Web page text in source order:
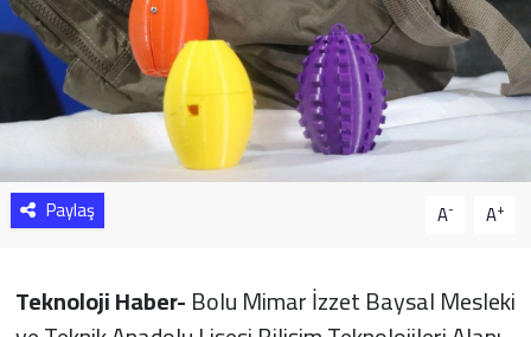
Paylaş A- A+
Teknoloji Haber-Bolu Mimar İzzet Baysal Mesleki
Resmi Reklam